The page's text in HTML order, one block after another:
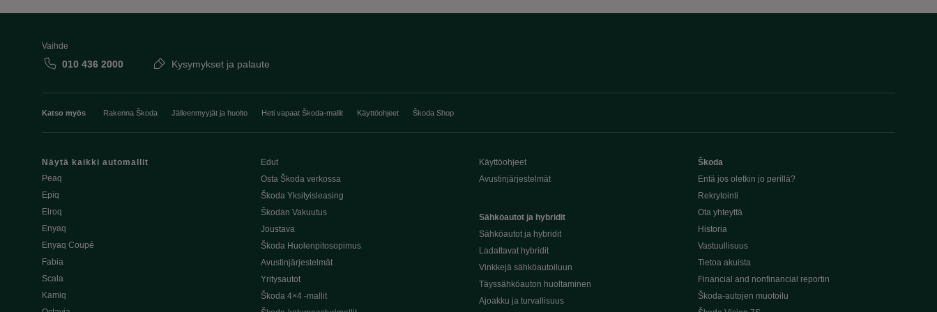
Vaihde
010 436 2000 Kysymykset ja palaute
Katso myös Rakenna Škoda Jälleenmyyjät ja huolto Heti vapaat Škoda-mallit Käyttöohjeet Škoda Shop
Näytä kaikki automallit
Peaq
Epiq
Elroq
Enyaq
Enyaq Coupé
Fabia
Scala
Kamiq
Edut
Osta Škoda verkossa
Škoda Yksityisleasing
Škodan Vakuutus
Joustava
Škoda Huolenpitosopimus
Avustinjärjestelmät
Yritysautot
Škoda 4×4 -mallit
Käyttöohjeet
Avustinjärjestelmät
Sähköautot ja hybridit
Sähköautot ja hybridit
Ladattavat hybridit
Vinkkejä sähköautoiluun
Täyssähköauton huoltaminen
Ajoakku ja turvallisuus
Škoda
Entä jos oletkin jo perillä?
Rekrytointi
Ota yhteyttä
Historia
Vastuullisuus
Tietoa akuista
Financial and nonfinancial reportin
Škoda-autojen muotoilu